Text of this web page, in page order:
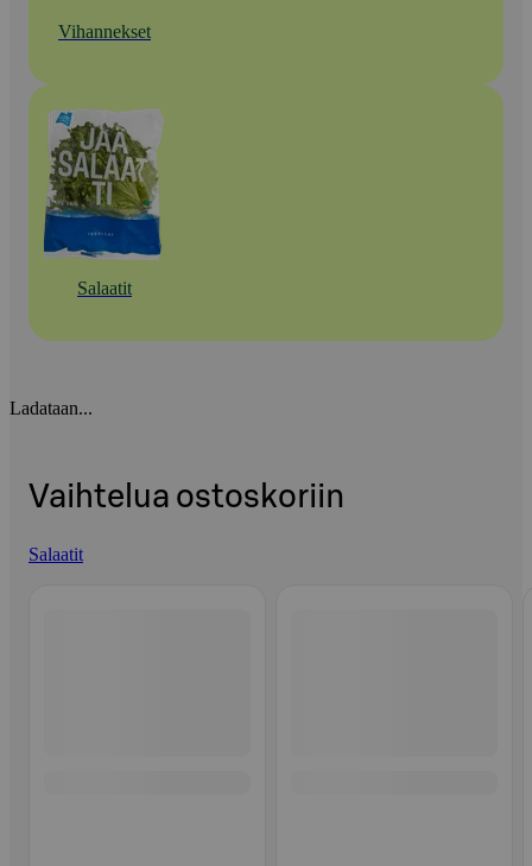
Vihannekset
Salaatit
Ladataan...
Vaihtelua ostoskoriin
Salaatit